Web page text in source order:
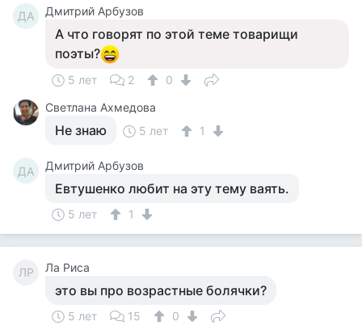
ДА Дмитрий Арбузов
А что говорят по этой теме товарищи
поэты?
5 лет 2
0
Светлана Ахмедова
Не знаю 5 лет 1
ДА Дмитрий Арбузов
Евтушенко любит на эту тему ваять.
5 лет 1
ЛР Ла Риса
это вы про возрастные болячки?
5 лет 15
0